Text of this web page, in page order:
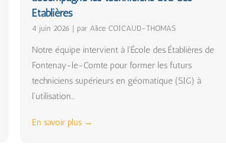
Établières
4 juin 2026 par Alice COICAUD-THOMAS
Notre équipe intervient à l'École des Établières de
Fontenay-le-Comte pour former les futurs
techniciens supérieurs en géomatique (SIG) à
l'utilisation...
En savoir plus →